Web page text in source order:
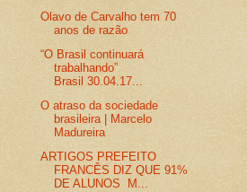
Olavo de Carvalho tem 70
anos de razão
“O Brasil continuará
trabalhando”
Brasil 30.04.17...
O atraso da sociedade
brasileira | Marcelo
Madureira
ARTIGOS PREFEITO
FRANCÊS DIZ QUE 91%
DE ALUNOS M...